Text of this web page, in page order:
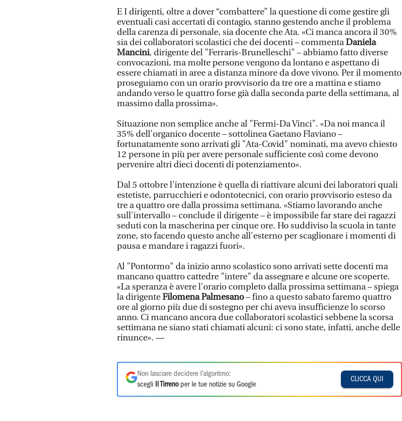
E I dirigenti, oltre a dover “combattere” la questione di come gestire gli
eventuali casi accertati di contagio, stanno gestendo anche il problema
della carenza di personale, sia docente che Ata. «Ci manca ancora il 30%
sia dei collaboratori scolastici che dei docenti – commentaDaniela
Mancini, dirigente del "Ferraris-Brunelleschi" – abbiamo fatto diverse
convocazioni, ma molte persone vengono da lontano e aspettano di
essere chiamati in aree a distanza minore da dove vivono. Per il momento
proseguiamo con un orario provvisorio da tre ore a mattina e stiamo
andando verso le quattro forse già dalla seconda parte della settimana, al
massimo dalla prossima».
Situazione non semplice anche al "Fermi-Da Vinci". «Da noi manca il
35% dell'organico docente – sottolinea Gaetano Flaviano –
fortunatamente sono arrivati gli "Ata-Covid" nominati, ma avevo chiesto
12 persone in più per avere personale sufficiente così come devono
pervenire altri dieci docenti di potenziamento».
Dal 5 ottobre l'intenzione è quella di riattivare alcuni dei laboratori quali
estetiste, parrucchieri e odontotecnici, con orario provvisorio esteso da
tre a quattro ore dalla prossima settimana. «Stiamo lavorando anche
sull'intervallo – conclude il dirigente – è impossibile far stare dei ragazzi
seduti con la mascherina per cinque ore. Ho suddiviso la scuola in tante
zone, sto facendo questo anche all'esterno per scaglionare i momenti di
pausa e mandare i ragazzi fuori».
Al "Pontormo" da inizio anno scolastico sono arrivati sette docenti ma
mancano quattro cattedre "intere" da assegnare e alcune ore scoperte.
«La speranza è avere l'orario completo dalla prossima settimana – spiega
la dirigenteFilomena Palmesano– fino a questo sabato faremo quattro
ore al giorno più due di sostegno per chi aveva insufficienze lo scorso
anno. Ci mancano ancora due collaboratori scolastici sebbene la scorsa
settimana ne siano stati chiamati alcuni: ci sono state, infatti, anche delle
rinunce». —
Non lasciare decidere l'algoritmo:
scegli
Il Tirrenoper le tue notizie su Google
CLICCA QUI